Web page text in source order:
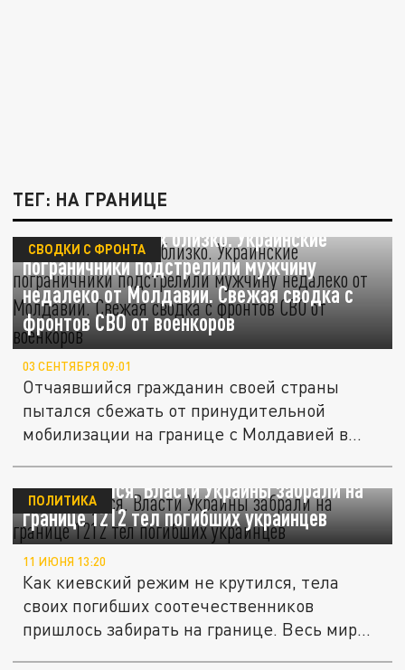
ТЕГ: НА ГРАНИЦЕ
Свобода была так близко. Украинские
пограничники подстрелили мужчину
недалеко от Молдавии. Свежая сводка с
фронтов СВО от военкоров
СВОДКИ С ФРОНТА
03 СЕНТЯБРЯ 09:01
Отчаявшийся гражданин своей страны
пытался сбежать от принудительной
мобилизации на границе с Молдавией в...
Лёд тронулся. Власти Украины забрали на
границе 1212 тел погибших украинцев
ПОЛИТИКА
11 ИЮНЯ 13:20
Как киевский режим не крутился, тела
своих погибших соотечественников
пришлось забирать на границе. Весь мир